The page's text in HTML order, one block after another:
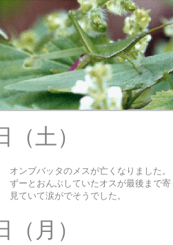
（土）
オンブバッタのメスが亡くなりました。
ずーとおんぶしていたオスが最後まで
見ていて涙がでそうでした。
（月）